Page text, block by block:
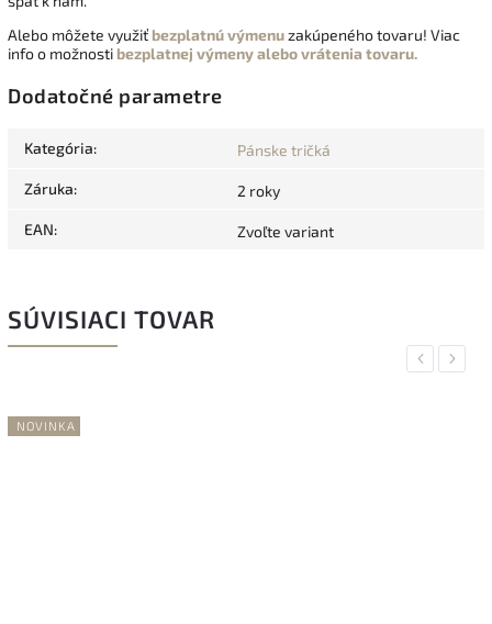
Alebo môžete využiť bezplatnú výmenuzakúpeného tovaru! Viac
info o možnosti bezplatnej výmeny alebo vrátenia tovaru.
Dodatočné parametre
Kategória: Pánske tričká
Záruka: 2 roky
EAN: Zvoľte variant
SÚVISIACI TOVAR
Previous
NOVINKA
Next